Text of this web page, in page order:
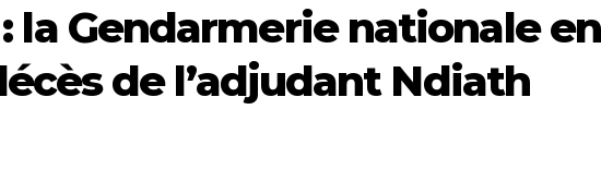
la Gendarmerie nationale en
de l’adjudant Ndiath